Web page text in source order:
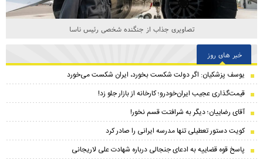
تصاویری جذاب از جنگنده شخصی رئیس ناسا
خبر های روز
یوسف پزشکیان: اگر دولت شکست بخورد، ایران شکست می‌خورد
قیمت‌گذاری عجیب ایران‌خودرو؛ کارخانه از بازار جلو زد!
آقای رضاییان؛ دیگر به شرافتت قسم نخور!
کویت دستور تعطیلی تنها مدرسه ایرانی را صادر کرد
پاسخ قوه قضاییه به ادعای جنجالی درباره شهادت علی لاریجانی